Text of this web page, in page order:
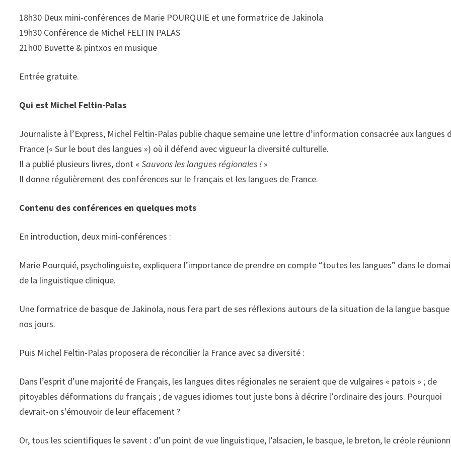
18h30 Deux mini-conférences de Marie POURQUIE et une formatrice de Jakinola
19h30 Conférence de Michel FELTIN PALAS
21h00 Buvette & pintxos en musique
Entrée gratuite.
Qui est Michel Feltin-Palas
Journaliste à l’Express, Michel Feltin-Palas publie chaque semaine une lettre d’information consacrée aux langues
France (« Sur le bout des langues ») où il défend avec vigueur la diversité culturelle.
Il a publié plusieurs livres, dont «Sauvons les langues régionales ! »
Il donne régulièrement des conférences sur le français et les langues de France.
Contenu des conférences en quelques mots
En introduction, deux mini-conférences :
Marie Pourquié, psycholinguiste, expliquera l’importance de prendre en compte “toutes les langues” dans le
de la linguistique clinique.
Une formatrice de basque de Jakinola, nous fera part de ses réflexions autours de la situation de la langue
nos jours.
Puis Michel Feltin-Palas proposera de réconcilier la France avec sa diversité :
Dans l’esprit d’une majorité de Français, les langues dites régionales ne seraient que de vulgaires « patois » ; de
pitoyables déformations du français ; de vagues idiomes tout juste bons à décrire l’ordinaire des jours. Pourquoi
devrait-on s’émouvoir de leur effacement ?
Or, tous les scientifiques le savent : d’un point de vue linguistique, l’alsacien, le basque, le breton, le créole